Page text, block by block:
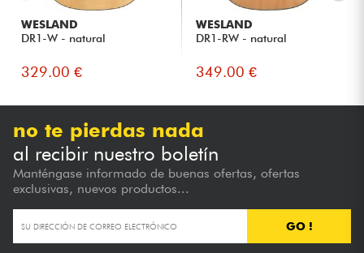
WESLAND
DR1-W - natural
329.00 €
WESLAND
DR1-RW - natural
349.00 €
no te pierdas nada
al recibir nuestro boletín
Manténgase informado de buenas ofertas, ofertas
exclusivas, nuevos productos...
GO !